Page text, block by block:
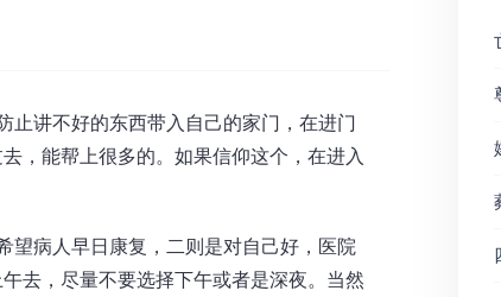
止讲不好的东西带入自己的家门，在进门
，能帮上很多的。如果信仰这个，在进入
望病人早日康复，二则是对自己好，医院
去，尽量不要选择下午或者是深夜。当然